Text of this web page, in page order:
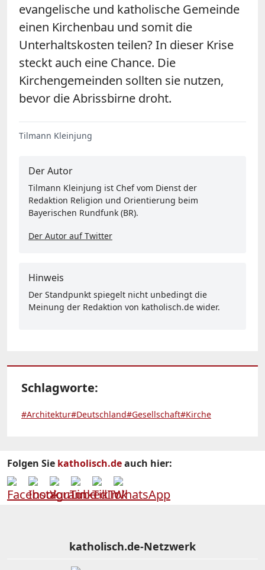
evangelische und katholische Gemeinde
einen Kirchenbau und somit die
Unterhaltskosten teilen? In dieser Krise
steckt auch eine Chance. Die
Kirchengemeinden sollten sie nutzen,
bevor die Abrissbirne droht.
Tilmann Kleinjung
Der Autor
Tilmann Kleinjung ist Chef vom Dienst der
Redaktion Religion und Orientierung beim
Bayerischen Rundfunk (BR).
Der Autor auf Twitter
Hinweis
Der Standpunkt spiegelt nicht unbedingt die
Meinung der Redaktion von katholisch.de wider.
Schlagworte:
#Architektur#Deutschland#Gesellschaft#Kirche
Folgen Sie katholisch.deauch hier:
katholisch.de-Netzwerk